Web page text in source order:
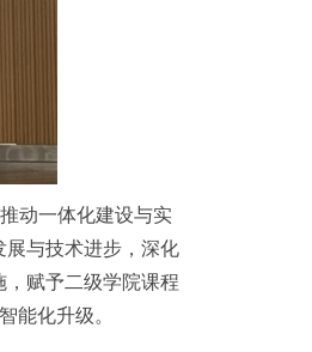
动一体化建设与实
展与技术进步，深化
赋予二级学院课程
能化升级。